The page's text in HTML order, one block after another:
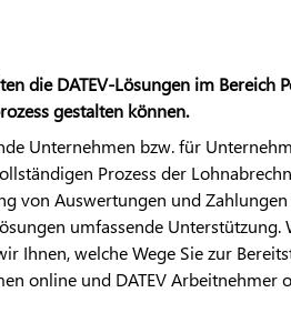
dieDATEV-Lösungen im Bereich
gestalten können.
Unternehmen bzw. für
Prozess der
von Auswertungen und
umfassende Unterstützung.
Ihnen, welche Wege Sie zur
online und DATEVArbeitnehmer